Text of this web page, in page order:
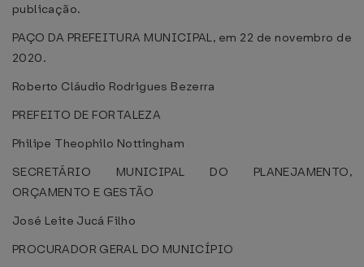
publicação.
PAÇO DA PREFEITURA MUNICIPAL, em 22 de novembro de
2020.
Roberto Cláudio Rodrigues Bezerra
PREFEITO DE FORTALEZA
Philipe Theophilo Nottingham
SECRETÁRIO MUNICIPAL DO PLANEJAMENTO,
ORÇAMENTO E GESTÃO
José Leite Jucá Filho
PROCURADOR GERAL DO MUNICÍPIO